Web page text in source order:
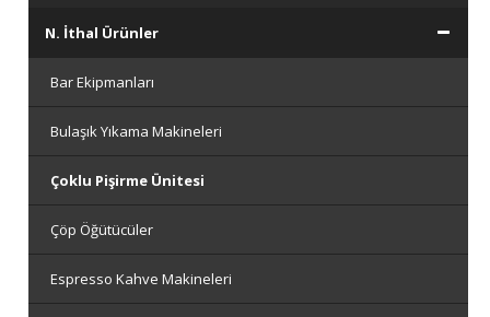
N. İthal Ürünler
Bar Ekipmanları
Bulaşık Yıkama Makineleri
Çoklu Pişirme Ünitesi
Çöp Öğütücüler
Espresso Kahve Makineleri